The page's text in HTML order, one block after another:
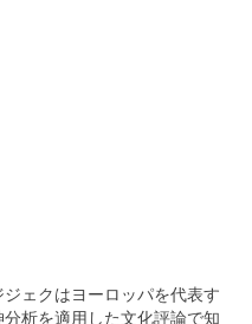
ェクはヨーロッパを代表す
析を適用した文化評論で知